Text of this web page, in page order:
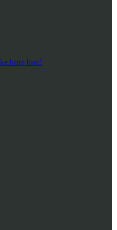
bitte hier!